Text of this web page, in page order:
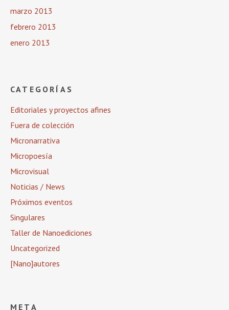
marzo 2013
febrero 2013
enero 2013
CATEGORÍAS
Editoriales y proyectos afines
Fuera de colección
Micronarrativa
Micropoesía
Microvisual
Noticias / News
Próximos eventos
Singulares
Taller de Nanoediciones
Uncategorized
[Nano]autores
META